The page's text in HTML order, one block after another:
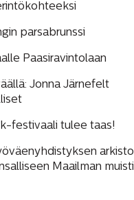
parsabrunssi
Paasiravintolaan
Jonna Järnefelt
festivaali tulee taas!
arkisto
Maailman muisti